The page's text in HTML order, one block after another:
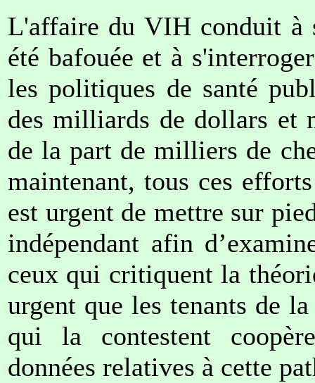
L'affaire du VIH conduit à
été bafouée et à
les politiques de santé
des milliards de dollars et
de la part de milliers de
maintenant, tous ces
est urgent de mettre sur
indépendant afin
ceux qui critiquent la
urgent que les tenants de
qui la contestent
données relatives à cette